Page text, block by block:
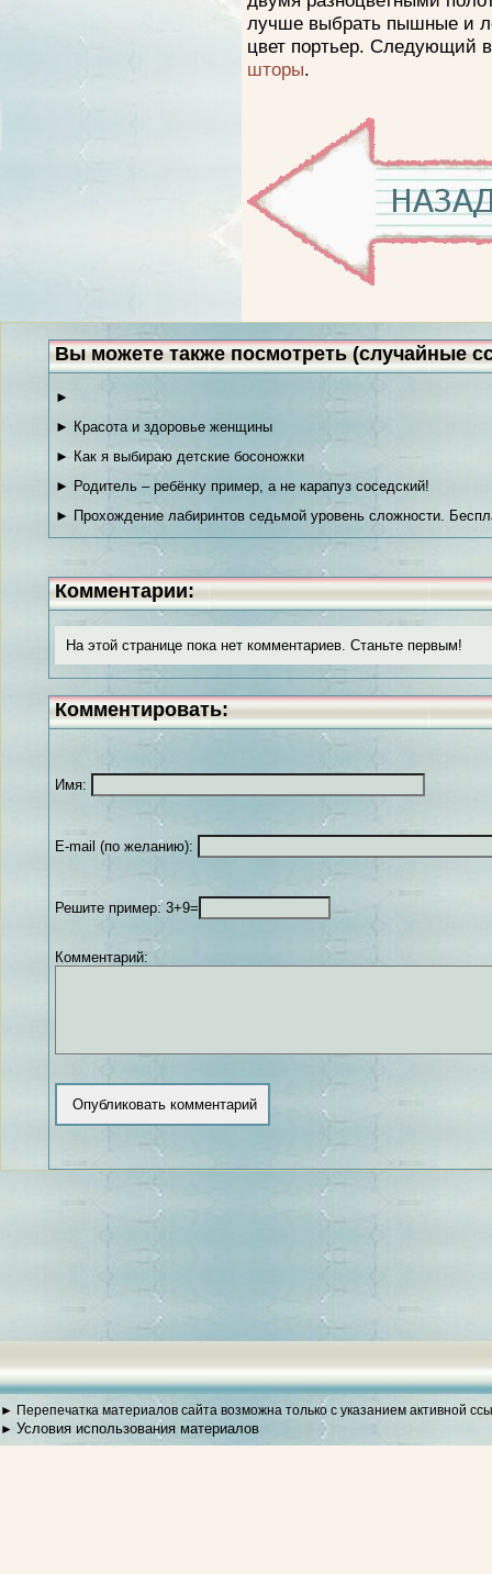
лучше выбрать пышные и
цвет портьер. Следующий
шторы.
Вы можете также посмотреть (случайные
►
► Красота и здоровье женщины
► Как я выбираю детские босоножки
► Родитель – ребёнку пример, а не карапуз соседский!
► Прохождение лабиринтов седьмой уровень сложности.
Комментарии:
На этой странице пока нет комментариев. Станьте первым!
Комментировать:
Имя:
E-mail (по желанию):
Решите пример: 3+9=
Комментарий:
► Перепечатка материалов сайта возможна только с указанием активной
► Условия использования материалов